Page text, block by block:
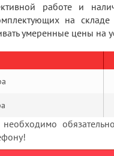
работе и
на
умеренные цены на
необходимо